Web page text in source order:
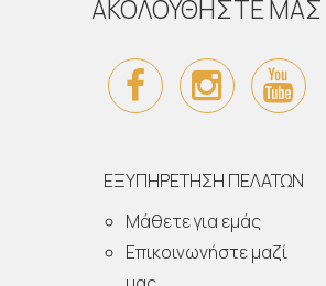
ΑΚΟΛΟΥΘΗΣΤΕ ΜΑΣ
ΕΞΥΠΗΡΕΤΗΣΗ ΠΕΛΑΤΩΝ
Μάθετε για εμάς
Επικοινωνήστε μαζί